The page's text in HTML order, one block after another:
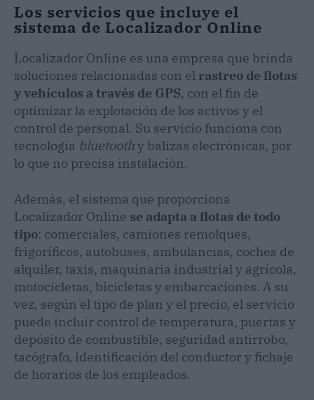
Los servicios que incluye el
sistema de Localizador Online
Localizador Online es una empresa que brinda
soluciones relacionadas con el rastreo de flotas
y vehículos a través de GPS, con el fin de
optimizar la explotación de los activos y el
control de personal. Su servicio funciona con
tecnología bluetoothy balizas electrónicas, por
lo que no precisa instalación.
Además, el sistema que proporciona
Localizador Online se adapta a flotas de todo
tipo: comerciales, camiones remolques,
frigoríficos, autobuses, ambulancias, coches de
alquiler, taxis, maquinaria industrial y agrícola,
motocicletas, bicicletas y embarcaciones. A su
vez, según el tipo de plan y el precio, el servicio
puede incluir control de temperatura, puertas y
depósito de combustible, seguridad antirrobo,
tacógrafo, identificación del conductor y fichaje
de horarios de los empleados.